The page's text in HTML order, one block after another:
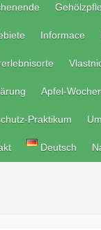
Informace
Apfel-
Praktikum
Deutsch